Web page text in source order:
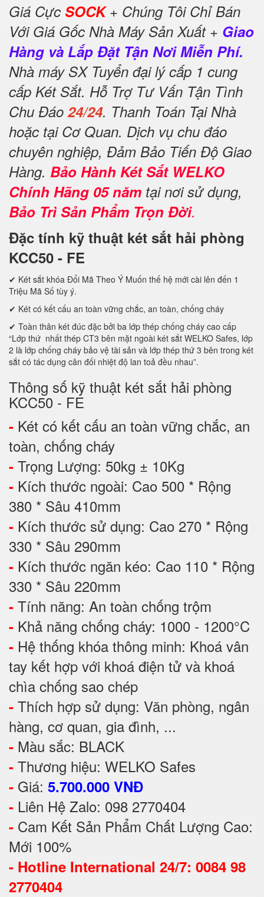
Giá Cực SOCK+ Chúng Tôi Chỉ Bán
Với Giá Gốc Nhà Máy Sản Xuất + Giao
Hàng và Lắp Đặt Tận Nơi Miễn Phí.
Nhà máy SX Tuyển đại lý cấp 1 cung
cấp Két Sắt. Hỗ Trợ Tư Vấn Tận Tình
Chu Đáo 24/24. Thanh Toán Tại Nhà
hoặc tại Cơ Quan. Dịch vụ chu đáo
chuyên nghiệp, Đảm Bảo Tiến Độ Giao
Hàng. Bảo Hành Két Sắt WELKO
Chính Hãng 05 năm tại nơi sử dụng,
Bảo Trì Sản Phẩm Trọn Đời.
Đặc tính kỹ thuật két sắt hải phòng
KCC50 - FE
✔ Két sắt khóa Đổi Mã Theo Ý Muốn thế hệ mới cài lên đến 1
Triệu Mã Số tùy ý.
✔ Két có kết cấu an toàn vững chắc, an toàn, chống cháy
✔ Toàn thân két đúc đặc bởi ba lớp thép chống cháy cao cấp
“Lớp thứ nhất thép CT3 bên mặt ngoài két sắt WELKO Safes, lớp
2 là lớp chống cháy bảo vệ tài sản và lớp thép thứ 3 bên trong két
sắt có tác dụng cân đối nhiệt độ lan toả đều nhau”.
Thông số kỹ thuật két sắt hải phòng
KCC50 - FE
- Két có kết cấu an toàn vững chắc, an
toàn, chống cháy
- Trọng Lượng: 50kg ± 10Kg
- Kích thước ngoài: Cao 500 * Rộng
380 * Sâu 410mm
- Kích thước sử dụng: Cao 270 * Rộng
330 * Sâu 290mm
- Kích thước ngăn kéo: Cao 110 * Rộng
330 * Sâu 220mm
- Tính năng: An toàn chống trộm
- Khả năng chống cháy: 1000 - 1200°C
- Hệ thống khóa thông minh: Khoá vân
tay kết hợp với khoá điện tử và khoá
chìa chống sao chép
- Thích hợp sử dụng: Văn phòng, ngân
hàng, cơ quan, gia đình, ...
- Màu sắc: BLACK
- Thương hiệu: WELKO Safes
- Giá: 5.700.000 VNĐ
- Liên Hệ Zalo: 098 2770404
- Cam Kết Sản Phẩm Chất Lượng Cao:
Mới 100%
- Hotline International 24/7: 0084 98
2770404